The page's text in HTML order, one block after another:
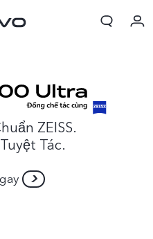
ZEISS.
Tác.